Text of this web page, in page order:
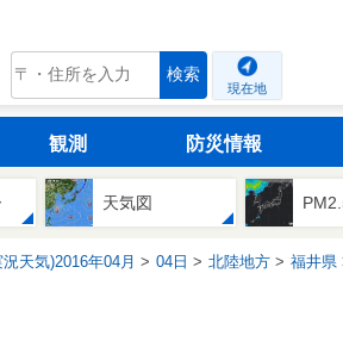
tenki.jp 検索
現在地
観測 防災情報
天気図
天気)2016年04月 04日 北陸地方 福井県